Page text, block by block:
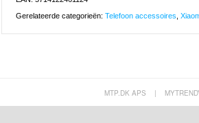
Gerelateerde categorieën: Telefoon accessoires
MTP.DK APS |